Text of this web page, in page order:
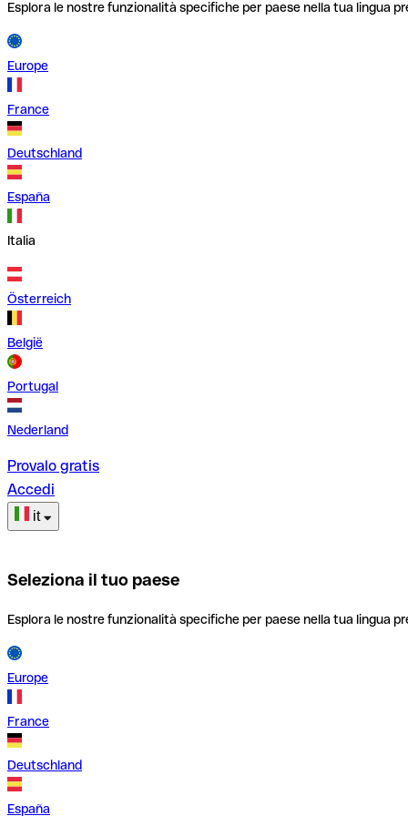
Esplora le nostre funzionalità specifiche per paese nella tua lingua
Europe
France
Deutschland
España
Italia
Österreich
België
Portugal
Nederland
Provalo gratis
Accedi
it
Seleziona il tuo paese
Esplora le nostre funzionalità specifiche per paese nella tua lingua
Europe
France
Deutschland
España